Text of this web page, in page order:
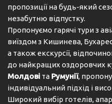
пропозиції на будь-який
незабутню відпустку.
Пропонуємо гарячі тури з
виїздом з Кишинева,
а також екскурсії,
до найкращих оздоровчих
Молдові та Румунії,
індивідуальний підхід і
Широкий вибір готелів,